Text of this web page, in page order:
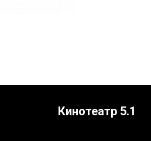
Кинотеатр 5.1